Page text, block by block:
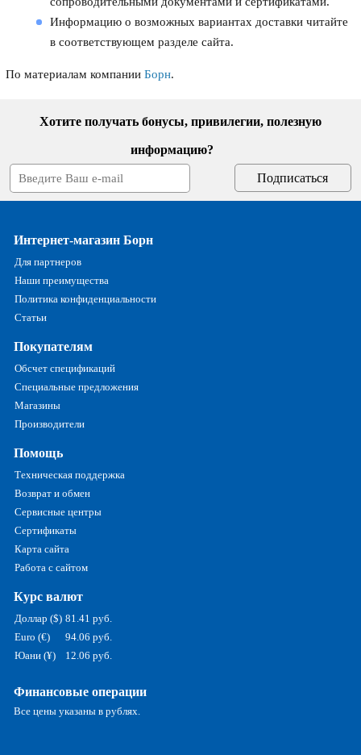
Информацию о возможных вариантах доставки читайте
в соответствующем разделе сайта.
По материалам компанииБорн.
Хотите получать бонусы, привилегии, полезную
информацию?
Интернет-магазин Борн
Для партнеров
Наши преимущества
Политика конфиденциальности
Статьи
Покупателям
Обсчет спецификаций
Специальные предложения
Магазины
Производители
Помощь
Техническая поддержка
Возврат и обмен
Сервисные центры
Сертификаты
Карта сайта
Работа с сайтом
Курс валют
Доллар ($) 81.41 руб.
Euro (€)
94.06 руб.
Юани (¥)
12.06 руб.
Финансовые операции
Все цены указаны в рублях.